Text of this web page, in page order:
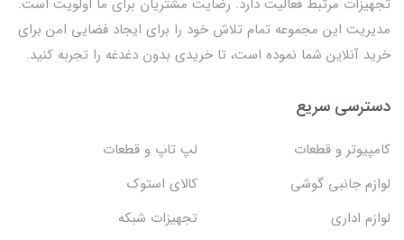
تجهیزات مرتبط فعالیت دارد. رضایت مشتریان برای ما اولویت است.
مدیریت این مجموعه تمام تلاش خود را برای ایجاد فضایی امن برای
خرید آنلاین شما نموده است، تا خریدی بدون دغدغه را تجربه کنید.
دسترسی سریع
کامپیوتر و قطعات
لپ تاپ و قطعات
لوازم جانبی گوشی
کالای استوک
لوازم اداری
تجهیزات شبکه